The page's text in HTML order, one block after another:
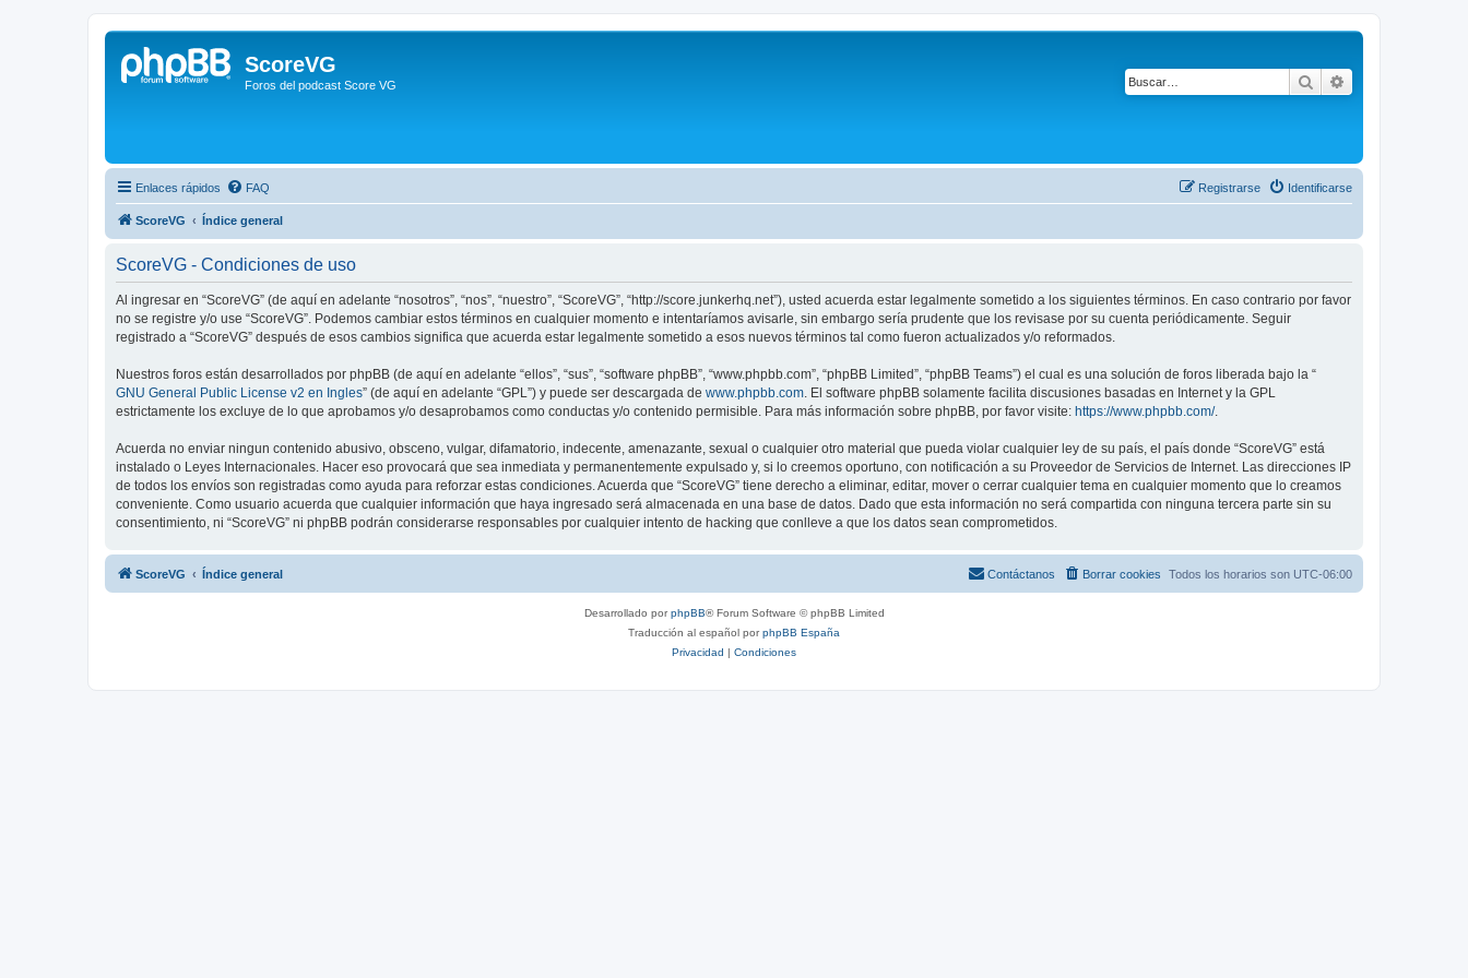
ScoreVG
Foros del podcast Score VG Buscar
Enlaces rápidos FAQ Identificarse
Registrarse
ScoreVG Índice general
ScoreVG - Condiciones de uso
Al ingresar en “ScoreVG” (de aquí en adelante “nosotros”, “nos”, “nuestro”, “ScoreVG”, “http://score.junkerhq.net”), usted acuerda estar legalmente sometido a los siguientes términos. En caso contrario por favor
no se registre y/o use “ScoreVG”. Podemos cambiar estos términos en cualquier momento e intentaríamos avisarle, sin embargo sería prudente que los revisase por su cuenta periódicamente. Seguir
registrado a “ScoreVG” después de esos cambios significa que acuerda estar legalmente sometido a esos nuevos términos tal como fueron actualizados y/o reformados.
Nuestros foros están desarrollados por phpBB (de aquí en adelante “ellos”, “sus”, “software phpBB”, “www.phpbb.com”, “phpBB Limited”, “phpBB Teams”) el cual es una solución de foros liberada bajo la “
GNU General Public License v2 en Ingles” (de aquí en adelante “GPL”) y puede ser descargada de www.phpbb.com. El software phpBB solamente facilita discusiones basadas en Internet y la GPL
estrictamente los excluye de lo que aprobamos y/o desaprobamos como conductas y/o contenido permisible. Para más información sobre phpBB, por favor visite: https://www.phpbb.com/.
Acuerda no enviar ningun contenido abusivo, obsceno, vulgar, difamatorio, indecente, amenazante, sexual o cualquier otro material que pueda violar cualquier ley de su país, el país donde “ScoreVG” está
instalado o Leyes Internacionales. Hacer eso provocará que sea inmediata y permanentemente expulsado y, si lo creemos oportuno, con notificación a su Proveedor de Servicios de Internet. Las direcciones IP
de todos los envíos son registradas como ayuda para reforzar estas condiciones. Acuerda que “ScoreVG” tiene derecho a eliminar, editar, mover o cerrar cualquier tema en cualquier momento que lo creamos
conveniente. Como usuario acuerda que cualquier información que haya ingresado será almacenada en una base de datos. Dado que esta información no será compartida con ninguna tercera parte sin su
consentimiento, ni “ScoreVG” ni phpBB podrán considerarse responsables por cualquier intento de hacking que conlleve a que los datos sean comprometidos.
ScoreVG Índice general Todos los horarios son UTC-06:00
Borrar cookies
Contáctanos
Desarrollado porphpBB® Forum Software © phpBB Limited
Traducción al español porphpBB España
Privacidad | Condiciones